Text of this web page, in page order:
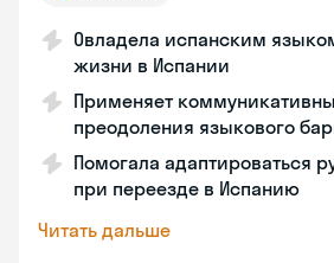
Овладела испанским
жизни в Испании
Применяет
преодоления языкового
Помогала адаптироваться
при переезде в Испанию
Читать дальше